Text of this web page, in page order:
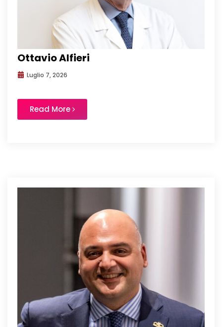
Ottavio Alfieri
Luglio 7, 2026
Read More